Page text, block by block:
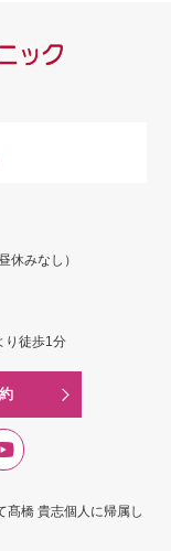
休みなし）
り徒歩1分
髙橋 貴志個人に帰属し